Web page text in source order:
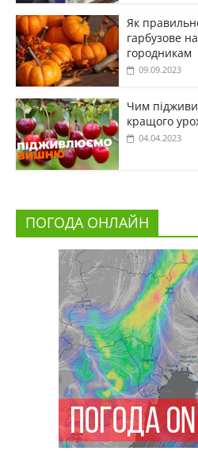
Як
гарбузове
городникам
09.09.2023
Чим
кращого
04.04.2023
ПОГОДА ОНЛАЙН